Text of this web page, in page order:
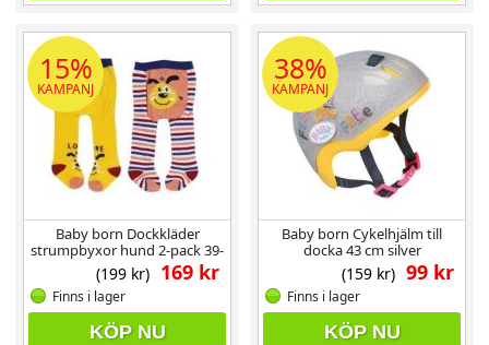
15%
KAMPANJ
Baby born Dockkläder
strumpbyxor hund 2-pack 39-
46 cm
169 kr
(199 kr)
Finns i lager
KÖP NU
38%
KAMPANJ
Baby born Cykelhjälm till
docka 43 cm silver
99 kr
(159 kr)
Finns i lager
KÖP NU